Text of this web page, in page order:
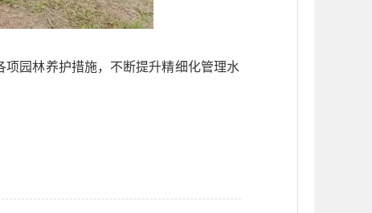
园林养护措施，不断提升精细化管理水